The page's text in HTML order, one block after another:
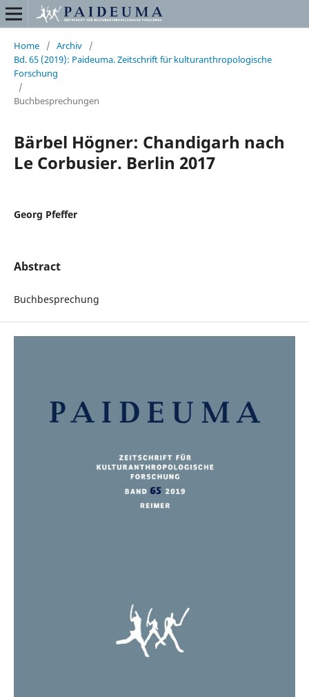
Home / Archiv
/
Bd. 65 (2019): Paideuma. Zeitschrift für kulturanthropologische
Forschung
/
Buchbesprechungen
Bärbel Högner: Chandigarh nach
Le Corbusier. Berlin 2017
Georg Pfeffer
Abstract
Buchbesprechung